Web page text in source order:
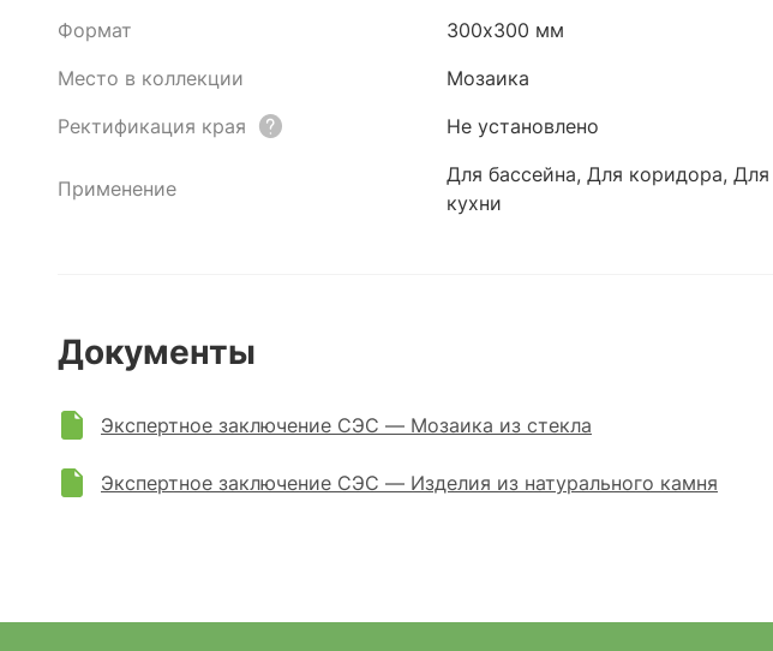
Формат
300х300 мм
Место в коллекции
Мозаика
Ректификация края
Не установлено
Применение
Для бассейна, Для коридора,
кухни
Документы
Экспертное заключение СЭС — Мозаика из стекла
Экспертное заключение СЭС — Изделия из натурального камня